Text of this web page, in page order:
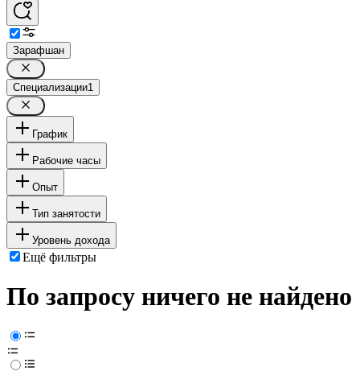
Зарафшан
Специализации1
График
Рабочие часы
Опыт
Тип занятости
Уровень дохода
Ещё фильтры
По запросу ничего не найдено